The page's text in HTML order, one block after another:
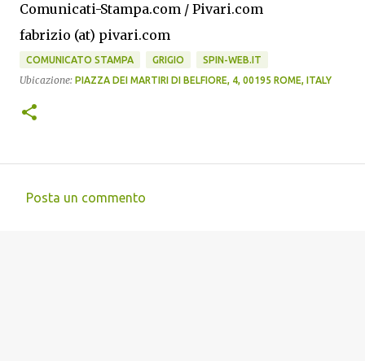
Comunicati-Stampa.com / Pivari.com
fabrizio (at) pivari.com
COMUNICATO STAMPA GRIGIO SPIN-WEB.IT
Ubicazione: PIAZZA DEI MARTIRI DI BELFIORE, 4, 00195 ROME, ITALY
Posta un commento